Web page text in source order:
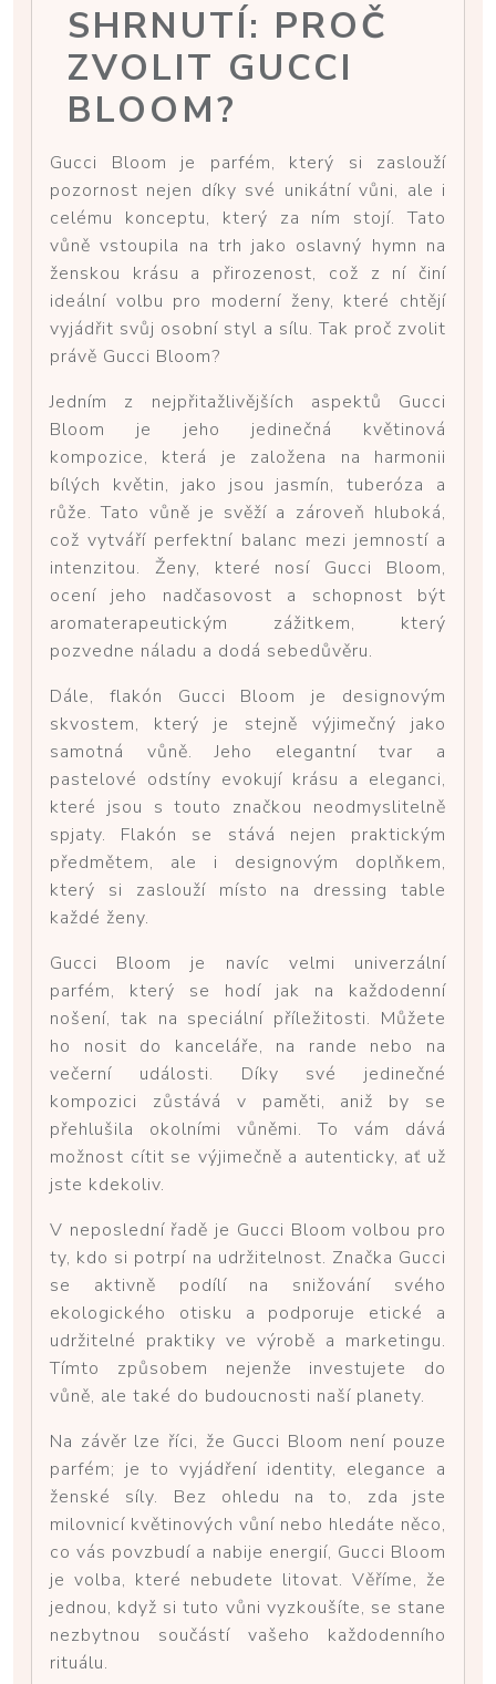
SHRNUTÍ: PROČ
ZVOLIT GUCCI
BLOOM?
Gucci Bloom je parfém, který si zaslouží
pozornost nejen díky své unikátní vůni, ale i
celému konceptu, který za ním stojí. Tato
vůně vstoupila na trh jako oslavný hymn na
ženskou krásu a přirozenost, což z ní činí
ideální volbu pro moderní ženy, které chtějí
vyjádřit svůj osobní styl a sílu. Tak proč zvolit
právě Gucci Bloom?
Jedním z nejpřitažlivějších aspektů Gucci
Bloom je jeho jedinečná květinová
kompozice, která je založena na harmonii
bílých květin, jako jsou jasmín, tuberóza a
růže. Tato vůně je svěží a zároveň hluboká,
což vytváří perfektní balanc mezi jemností a
intenzitou. Ženy, které nosí Gucci Bloom,
ocení jeho nadčasovost a schopnost být
aromaterapeutickým zážitkem, který
pozvedne náladu a dodá sebedůvěru.
Dále, flakón Gucci Bloom je designovým
skvostem, který je stejně výjimečný jako
samotná vůně. Jeho elegantní tvar a
pastelové odstíny evokují krásu a eleganci,
které jsou s touto značkou neodmyslitelně
spjaty. Flakón se stává nejen praktickým
předmětem, ale i designovým doplňkem,
který si zaslouží místo na dressing table
každé ženy.
Gucci Bloom je navíc velmi univerzální
parfém, který se hodí jak na každodenní
nošení, tak na speciální příležitosti. Můžete
ho nosit do kanceláře, na rande nebo na
večerní události. Díky své jedinečné
kompozici zůstává v paměti, aniž by se
přehlušila okolními vůněmi. To vám dává
možnost cítit se výjimečně a autenticky, ať už
jste kdekoliv.
V neposlední řadě je Gucci Bloom volbou pro
ty, kdo si potrpí na udržitelnost. Značka Gucci
se aktivně podílí na snižování svého
ekologického otisku a podporuje etické a
udržitelné praktiky ve výrobě a marketingu.
Tímto způsobem nejenže investujete do
vůně, ale také do budoucnosti naší planety.
Na závěr lze říci, že Gucci Bloom není pouze
parfém; je to vyjádření identity, elegance a
ženské síly. Bez ohledu na to, zda jste
milovnicí květinových vůní nebo hledáte něco,
co vás povzbudí a nabije energií, Gucci Bloom
je volba, které nebudete litovat. Věříme, že
jednou, když si tuto vůni vyzkoušíte, se stane
nezbytnou součástí vašeho každodenního
rituálu.